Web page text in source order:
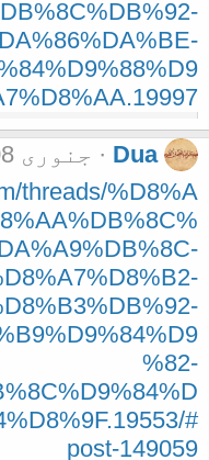
Dua
جنوری 08، 2014
threads/%D8%A
%82-
#
post-149059